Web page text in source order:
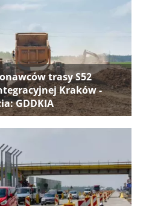
trasy S52
Kraków -
GDDKIA